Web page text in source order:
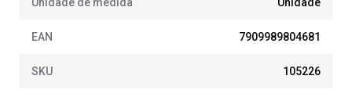
EAN 7909989804681
SKU 105226